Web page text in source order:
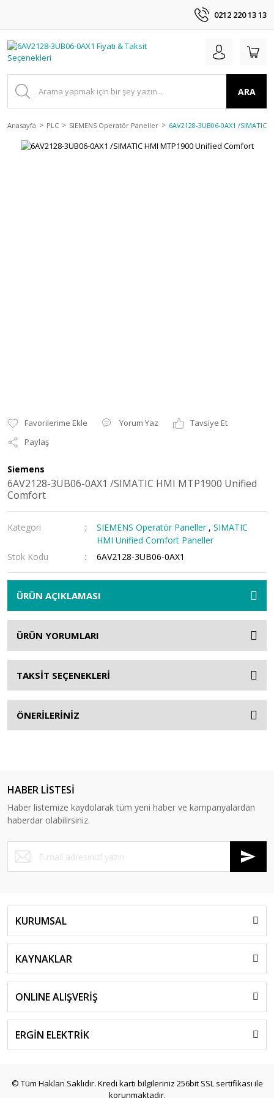
0212 220 13 13
ARA
Anasayfa PLC SIEMENS Operatör Paneller 6AV2128-3UB06-0AX1 /
Yorum Yaz
Tavsiye Et
Paylaş
Siemens
6AV2128-3UB06-0AX1 /SIMATIC HMI MTP1900 Unified
Comfort
Kategori SIEMENS Operatör Paneller ,SIMATIC
HMI Unified Comfort Paneller
Stok Kodu
6AV2128-3UB06-0AX1
ÜRÜN AÇIKLAMASI
ÜRÜN YORUMLARI
TAKSİT SEÇENEKLERİ
ÖNERİLERİNİZ
HABER LİSTESİ
Haber listemize kaydolarak tüm yeni haber ve kampanyalardan
haberdar olabilirsiniz.
KURUMSAL
KAYNAKLAR
ONLINE ALIŞVERİŞ
ERGİN ELEKTRİK
© Tüm Hakları Saklıdır. Kredi kartı bilgileriniz 256bit SSL sertifikası ile
korunmaktadır.